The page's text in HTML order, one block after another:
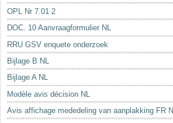
OPL Nr 7.01 2
DOC. 10 Aanvraagformulier NL
RRU GSV enquete onderzoek
Bijlage B NL
Bijlage A NL
Modèle avis décision NL
Avis affichage mededeling van aanplakking FR